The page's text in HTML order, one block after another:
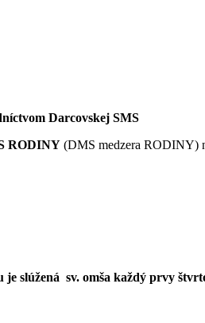
Darcovskej SMS
RODINY (DMS medzera RODINY)
slúžená sv. omša každý prvy